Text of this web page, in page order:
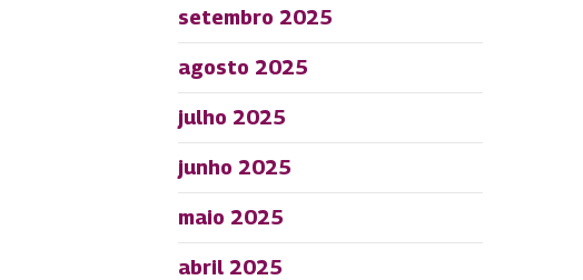
setembro 2025
agosto 2025
julho 2025
junho 2025
maio 2025
abril 2025